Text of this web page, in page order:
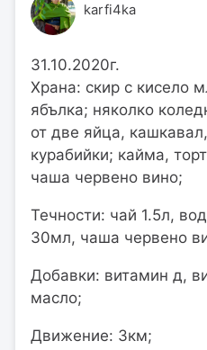
karfi4ka
31.10.2020г.
Храна: скир с кисело
ябълка; няколко
от две яйца,
курабийки; кайма,
чаша червено вино;
Течности: чай 1.5л,
30мл, чаша червено
Добавки: витамин д,
масло;
Движение: 3км;